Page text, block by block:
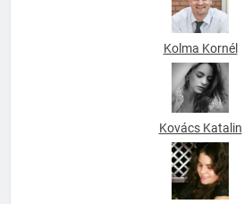
Kolma Kornél
Kovács Katalin